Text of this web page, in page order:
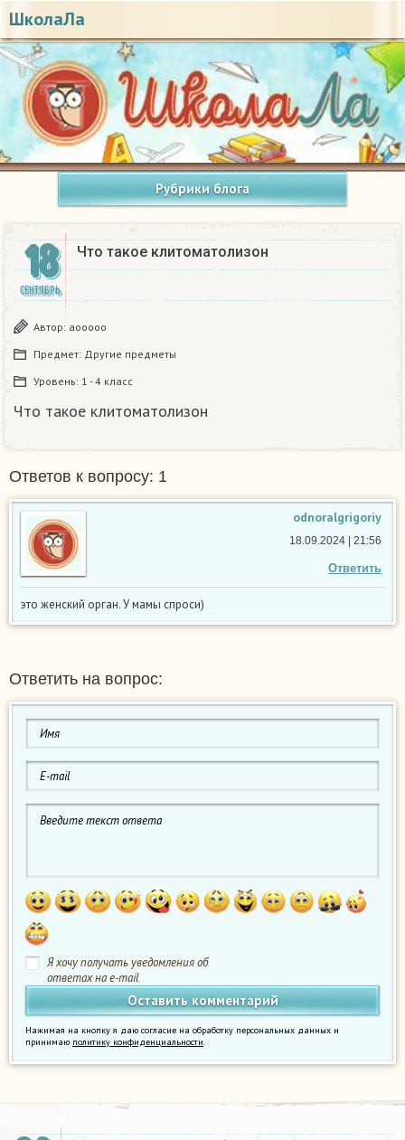
ШколаЛа
Рубрики блога
18
СЕНТЯБРЬ
Что такое клитоматолизон
Автор: aooooo
Предмет: Другие предметы
Уровень: 1 - 4 класс
Что такое клитоматолизон
Ответов к вопросу: 1
odnoralgrigoriy
Ответить
18.09.2024 | 21:56
это женский орган. У мамы спроси)
Ответить на вопрос:
Я хочу получать уведомления об
ответах на e-mail
Нажимая на кнопку я даю согласие на обработку персональных данных и
принимаю политику конфиденциальности.